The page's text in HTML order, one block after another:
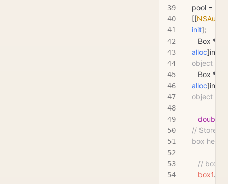
pool =
[[
init];
Box
alloc
object of
Box
alloc
object of
   double
// Store
box here
// box
   box1
.